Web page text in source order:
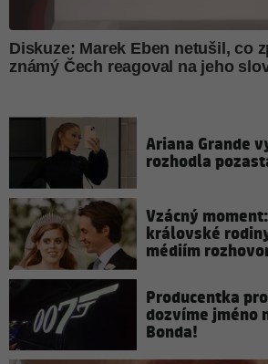
Ariana Grande
rozhodla
Vzácný
královské
médiím
Producentka
dozvíme jméno
Bonda!